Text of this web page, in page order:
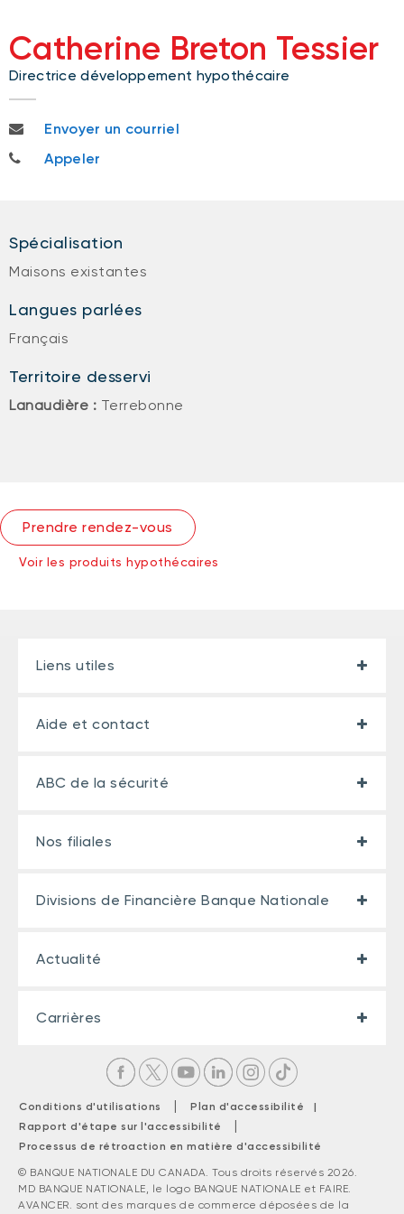
Catherine Breton Tessier
Directrice développement hypothécaire
catherine.bretontessier@bnc.ca
Envoyer un courriel
514 465-6326
Appeler
Spécialisation
Maisons existantes
Langues parlées
Français
Territoire desservi
Lanaudière : Terrebonne
Prendre rendez-vous
Voir les produits hypothécaires
Liens utiles
Aide et contact
ABC de la sécurité
Nos filiales
Divisions de Financière Banque Nationale
Actualité
Carrières
Conditions d'utilisations |
Plan d'accessibilité |
Rapport d'étape sur l'accessibilité
|
Processus de rétroaction en matière d'accessibilité
© BANQUE NATIONALE DU CANADA. Tous droits réservés 2026.
MD BANQUE NATIONALE, le logo BANQUE NATIONALE et FAIRE.
AVANCER. sont des marques de commerce déposées de la